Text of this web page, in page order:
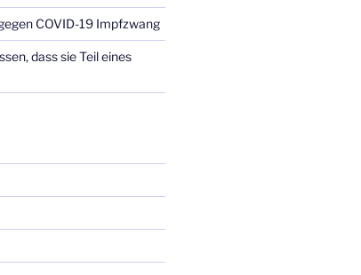
COVID-19 Impfzwang
dass sie Teil eines